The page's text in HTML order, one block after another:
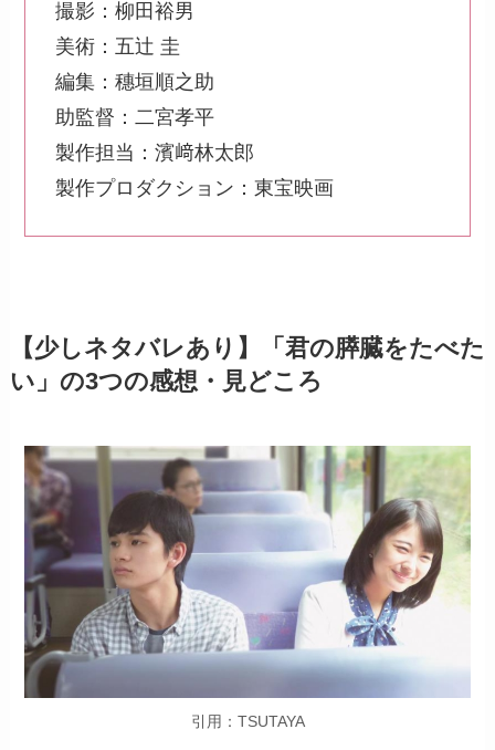
撮影：柳田裕男
美術：五辻 圭
編集：穗垣順之助
助監督：二宮孝平
製作担当：濱﨑林太郎
製作プロダクション：東宝映画
【少しネタバレあり】「君の膵臓をたべた
い」の3つの感想・見どころ
引用：TSUTAYA